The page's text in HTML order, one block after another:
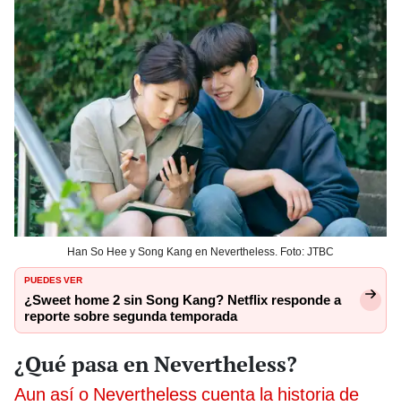
Han So Hee y Song Kang en Nevertheless. Foto: JTBC
PUEDES VER
¿Sweet home 2 sin Song Kang? Netflix responde a
reporte sobre segunda temporada
¿Qué pasa en Nevertheless?
Aun así o Nevertheless cuenta la historia de